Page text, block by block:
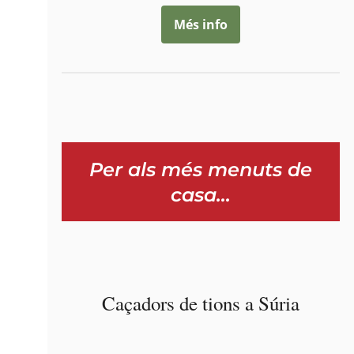
Més info
Per als més menuts de
casa…
Caçadors de tions a Súria